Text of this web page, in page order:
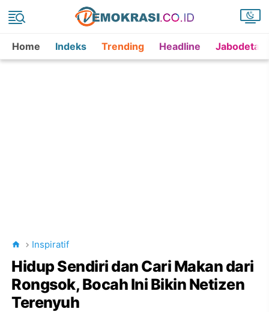
Home Indeks Trending Headline
Inspiratif
Hidup Sendiri dan Cari Makan dari
Rongsok, Bocah Ini Bikin Netizen
Terenyuh